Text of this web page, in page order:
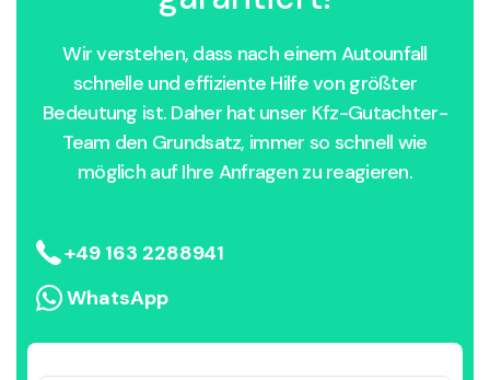
Wir verstehen, dass nach einem Autounfall
schnelle und effiziente Hilfe von größter
Bedeutung ist. Daher hat unser Kfz-Gutachter-
Team den Grundsatz, immer so schnell wie
möglich auf Ihre Anfragen zu reagieren.
+49 163 2288941
WhatsApp